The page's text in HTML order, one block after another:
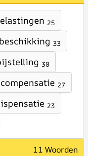
25
beschikking 33
30
compensatie 27
23
11 Woorden